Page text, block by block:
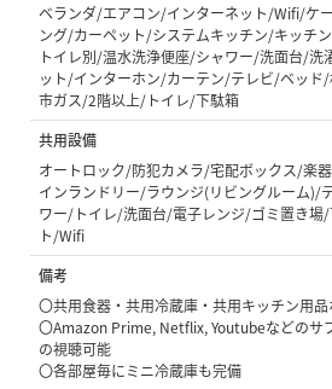
ベランダ/エアコン/インターネット/Wifi/ケ
ング/カーペット/システムキッチン/キッチ
トイレ別/温水洗浄便座/シャワー/洗面台/
ット/インターホン/カーテン/テレビ/ベッ
市ガス/2階以上/トイレ/下駄箱
共用設備
オートロック/防犯カメラ/宅配ボックス/楽
インランドリー/ラウンジ(リビングルーム)/
ワー/トイレ/洗面台/電子レンジ/ゴミ置き場
ト/Wifi
備考
〇共用食器・共用冷蔵庫・共用キッチン用
〇Amazon Prime, Netflix, Youtubeなどのサ
の視聴可能
〇各部屋毎にミニ冷蔵庫も完備